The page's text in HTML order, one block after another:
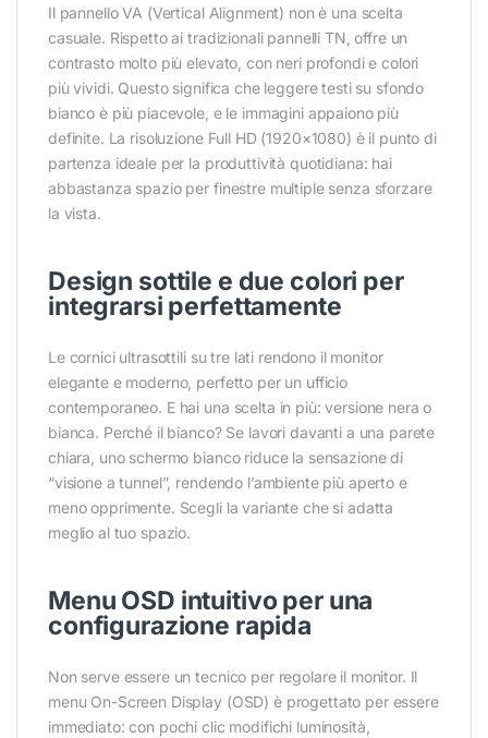
Il pannello VA (Vertical Alignment) non è una scelta
casuale. Rispetto ai tradizionali pannelli TN, offre un
contrasto molto più elevato, con neri profondi e colori
più vividi. Questo significa che leggere testi su sfondo
bianco è più piacevole, e le immagini appaiono più
definite. La risoluzione Full HD (1920×1080) è il punto di
partenza ideale per la produttività quotidiana: hai
abbastanza spazio per finestre multiple senza sforzare
la vista.
Design sottile e due colori per
integrarsi perfettamente
Le cornici ultrasottili su tre lati rendono il monitor
elegante e moderno, perfetto per un ufficio
contemporaneo. E hai una scelta in più: versione nera o
bianca. Perché il bianco? Se lavori davanti a una parete
chiara, uno schermo bianco riduce la sensazione di
“visione a tunnel”, rendendo l’ambiente più aperto e
meno opprimente. Scegli la variante che si adatta
meglio al tuo spazio.
Menu OSD intuitivo per una
configurazione rapida
Non serve essere un tecnico per regolare il monitor. Il
menu On-Screen Display (OSD) è progettato per essere
immediato: con pochi clic modifichi luminosità,